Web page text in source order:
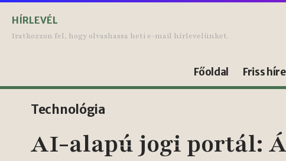
HÍRLEVÉL
Iratkozzon fel, hogy olvashassa heti e-mail hírlevelünket.
Főoldal Friss
Technológia
AI-alapú jogi portál: